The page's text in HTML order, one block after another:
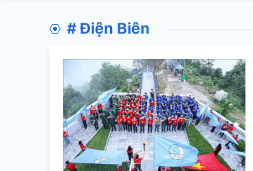
# Điện Biên